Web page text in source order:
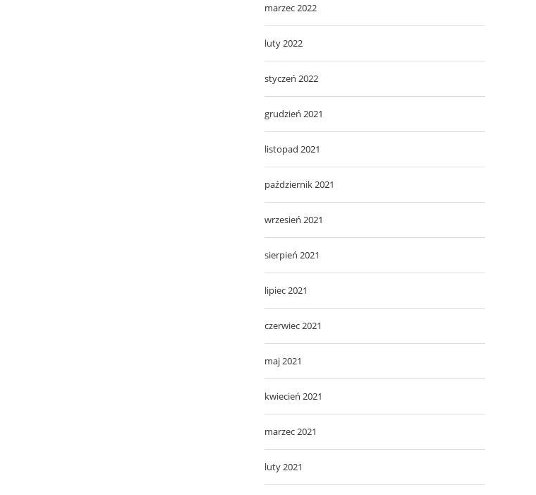
marzec 2022
luty 2022
styczeń 2022
grudzień 2021
listopad 2021
październik 2021
wrzesień 2021
sierpień 2021
lipiec 2021
czerwiec 2021
maj 2021
kwiecień 2021
marzec 2021
luty 2021